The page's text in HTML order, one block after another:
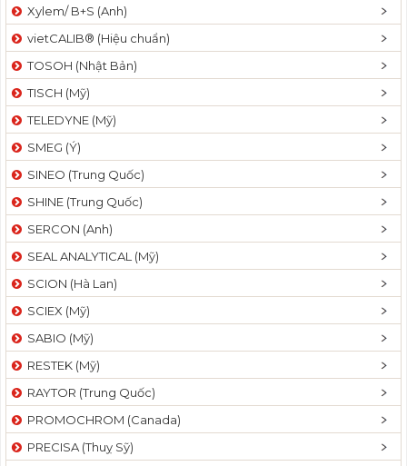
Xylem/ B+S (Anh)
vietCALIB® (Hiệu chuẩn)
TOSOH (Nhật Bản)
TISCH (Mỹ)
TELEDYNE (Mỹ)
SMEG (Ý)
SINEO (Trung Quốc)
SHINE (Trung Quốc)
SERCON (Anh)
SEAL ANALYTICAL (Mỹ)
SCION (Hà Lan)
SCIEX (Mỹ)
SABIO (Mỹ)
RESTEK (Mỹ)
RAYTOR (Trung Quốc)
PROMOCHROM (Canada)
PRECISA (Thuỵ Sỹ)